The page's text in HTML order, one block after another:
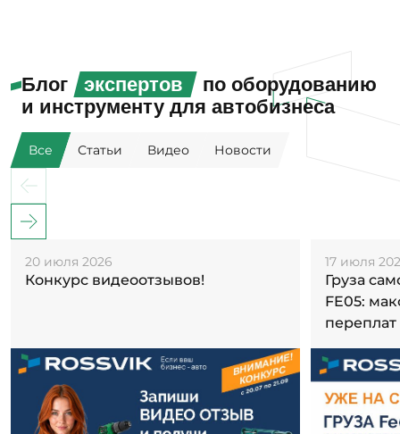
Блог экспертов
по оборудованию
и инструменту для автобизнеса
Все Статьи Видео Новости
20 июля 2026
Конкурс видеоотзывов!
17 июля
Груза
FE05:
переплат